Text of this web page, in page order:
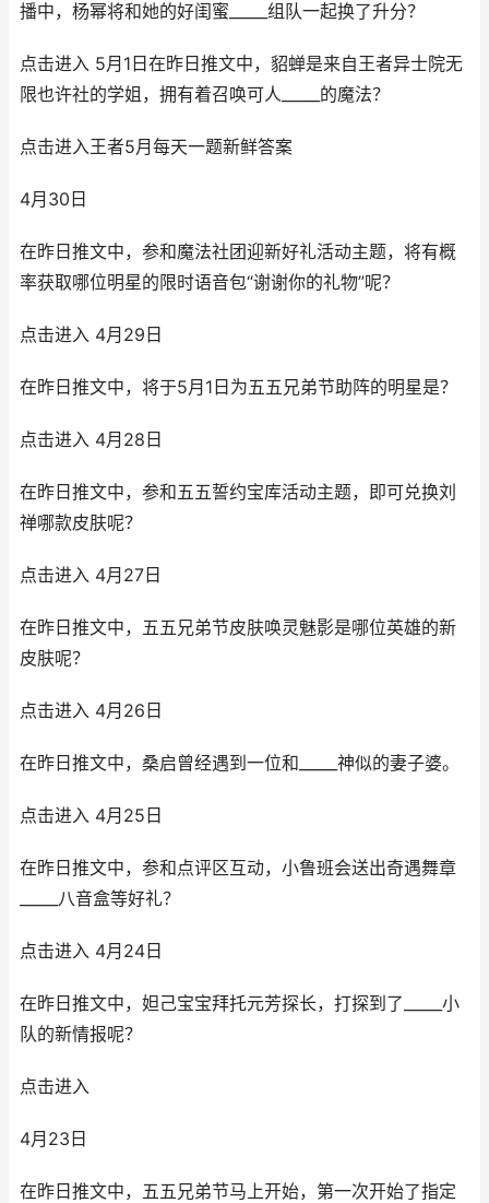
播中，杨幂将和她的好闺蜜_____组队一起换了升分？
点击进入 5月1日在昨日推文中，貂蝉是来自王者异士院无
限也许社的学姐，拥有着召唤可人_____的魔法？
点击进入王者5月每天一题新鲜答案
4月30日
在昨日推文中，参和魔法社团迎新好礼活动主题，将有概
率获取哪位明星的限时语音包“谢谢你的礼物”呢？
点击进入 4月29日
在昨日推文中，将于5月1日为五五兄弟节助阵的明星是？
点击进入 4月28日
在昨日推文中，参和五五誓约宝库活动主题，即可兑换刘
禅哪款皮肤呢？
点击进入 4月27日
在昨日推文中，五五兄弟节皮肤唤灵魅影是哪位英雄的新
皮肤呢？
点击进入 4月26日
在昨日推文中，桑启曾经遇到一位和_____神似的妻子婆。
点击进入 4月25日
在昨日推文中，参和点评区互动，小鲁班会送出奇遇舞章
_____八音盒等好礼？
点击进入 4月24日
在昨日推文中，妲己宝宝拜托元芳探长，打探到了_____小
队的新情报呢？
点击进入
4月23日
在昨日推文中，五五兄弟节马上开始，第一次开始了指定